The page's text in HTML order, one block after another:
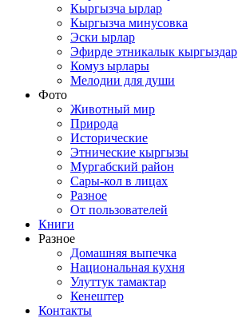
Кыргызча ырлар
Кыргызча минусовка
Эски ырлар
Эфирде этникалык кыргыздар
Комуз ырлары
Мелодии для души
Фото
Животный мир
Природа
Исторические
Этнические кыргызы
Мургабский район
Сары-кол в лицах
Разное
От пользователей
Книги
Разное
Домашняя выпечка
Национальная кухня
Улуттук тамактар
Кенештер
Контакты